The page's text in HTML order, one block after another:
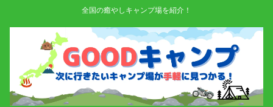
全国の癒やしキャンプ場を紹介！